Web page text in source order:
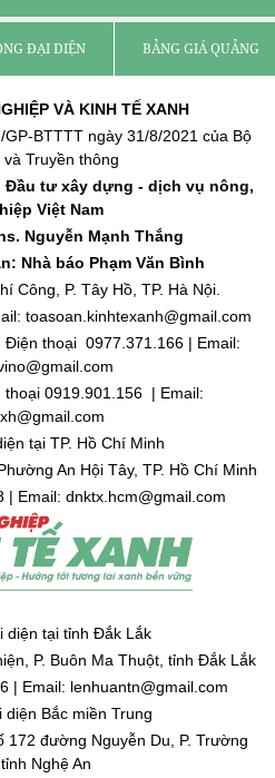
ĐẠI DIỆN BẢNG GIÁ QUẢNG
VÀ KINH TẾ XANH
BTTTT ngày 31/8/2021 của Bộ
Truyền thông
Đầu tư xây dựng - dịch vụ nông,
Việt Nam
Nguyễn Mạnh Thắng
Nhà báo Phạm Văn Bình
Công, P. Tây Hồ, TP. Hà Nội.
toasoan.kinhtexanh@gmail.com
Điện thoại 0977.371.166 | Email:
thoại 0919.901.156 | Email:
tại TP. Hồ Chí Minh
An Hội Tây, TP. Hồ Chí Minh
Email: dnktx.hcm@gmail.com
diện tại tỉnh Đắk Lắk
P. Buôn Ma Thuột, tỉnh Đắk Lắk
| Email: lenhuantn@gmail.com
diện Bắc miền Trung
172 đường Nguyễn Du, P. Trường
Nghệ An